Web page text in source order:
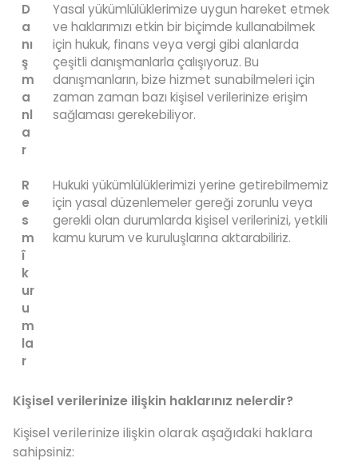
D
a
nı
ş
m
a
nl
a
r
Yasal yükümlülüklerimize uygun hareket etmek
ve haklarımızı etkin bir biçimde kullanabilmek
için hukuk, finans veya vergi gibi alanlarda
çeşitli danışmanlarla çalışıyoruz. Bu
danışmanların, bize hizmet sunabilmeleri için
zaman zaman bazı kişisel verilerinize erişim
sağlaması gerekebiliyor.
R
e
s
m
î
k
ur
u
m
la
r
Hukuki yükümlülüklerimizi yerine getirebilmemiz
için yasal düzenlemeler gereği zorunlu veya
gerekli olan durumlarda kişisel verilerinizi, yetkili
kamu kurum ve kuruluşlarına aktarabiliriz.
Kişisel verilerinize ilişkin haklarınız nelerdir?
Kişisel verilerinize ilişkin olarak aşağıdaki haklara
sahipsiniz: